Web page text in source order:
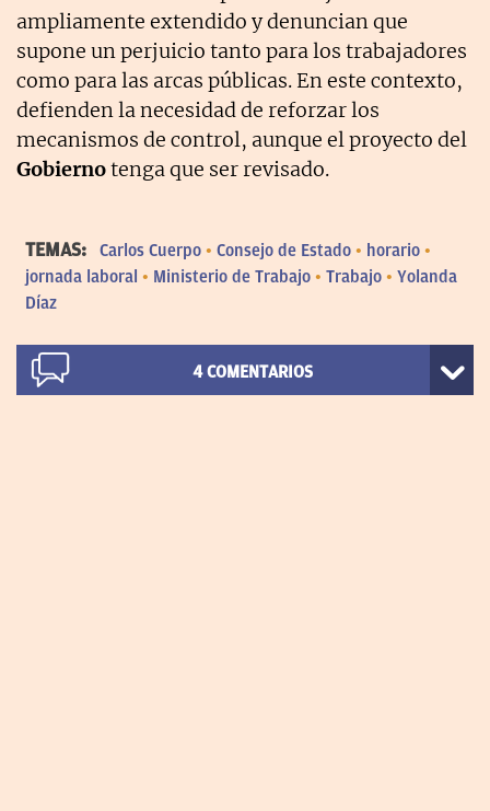
ampliamente extendido y denuncian que
supone un perjuicio tanto para los trabajadores
como para las arcas públicas. En este contexto,
defienden la necesidad de reforzar los
mecanismos de control, aunque el proyecto del
Gobiernotenga que ser revisado.
TEMAS: Carlos Cuerpo Consejo de Estado
horario
jornada laboral
Ministerio de Trabajo Trabajo
Yolanda
Díaz
4COMENTARIOS